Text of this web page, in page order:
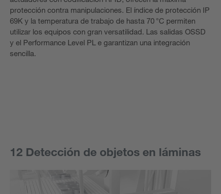
protección contra manipulaciones. El índice de protección IP
69K y la temperatura de trabajo de hasta 70 °C permiten
utilizar los equipos con gran versatilidad. Las salidas OSSD
y el Performance Level PL e garantizan una integración
sencilla.
12 Detección de objetos en láminas